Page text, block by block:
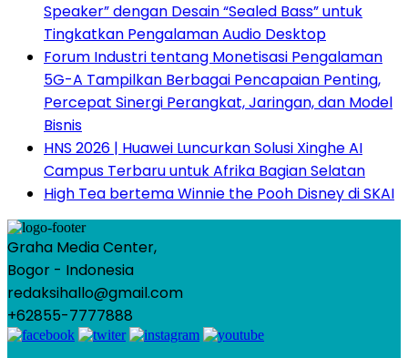
Speaker” dengan Desain “Sealed Bass” untuk
Tingkatkan Pengalaman Audio Desktop
Forum Industri tentang Monetisasi Pengalaman
5G-A Tampilkan Berbagai Pencapaian Penting,
Percepat Sinergi Perangkat, Jaringan, dan Model
Bisnis
HNS 2026 | Huawei Luncurkan Solusi Xinghe AI
Campus Terbaru untuk Afrika Bagian Selatan
High Tea bertema Winnie the Pooh Disney di SKAI
Graha Media Center,
Bogor - Indonesia
redaksihallo@gmail.com
+62855-7777888